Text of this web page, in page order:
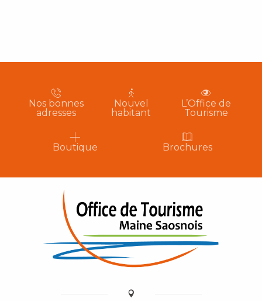
Nos bonnes
adresses
Nouvel
habitant
L’Office de
Tourisme
Boutique Brochures